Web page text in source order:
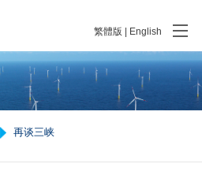
繁體版 English
再谈三峡